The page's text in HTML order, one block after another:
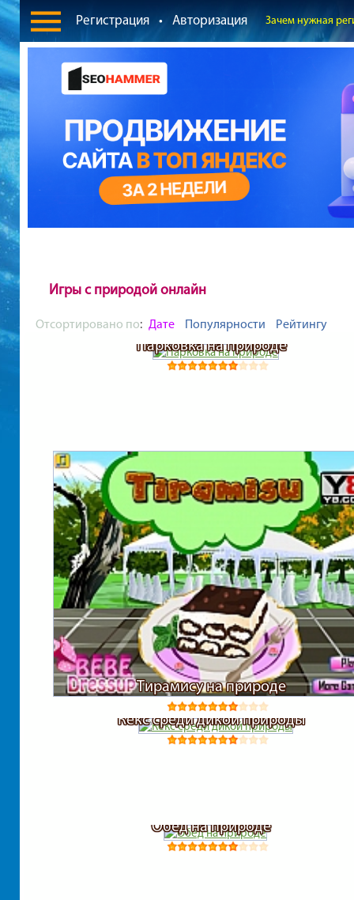
Регистрация • Авторизация Зачем нужная
Игры с природой онлайн
Отсортировано по: Дате Популярности Рейтингу
Парковка на природе
Тирамису на природе
Кекс среди дикой природы
Обед на природе